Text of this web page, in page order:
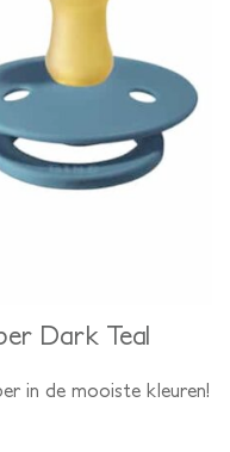
Dark Teal
in de mooiste kleuren!